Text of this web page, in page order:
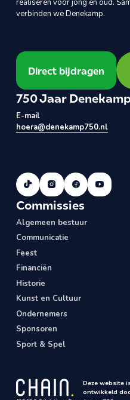
realiseren voor jong en oud.
verbinden we Denekamp.
Direct bijdragen
Direct bijdragen
750 Jaar
E-mail
hoera@denekamp750.nl
Commissies
Algemeen bestuur
Communicatie
Feest
Financiën
Historie
Kunst en Cultuur
Ondernemers
Sponsoren
Sport & Spel
Deze website
ontwikkeld